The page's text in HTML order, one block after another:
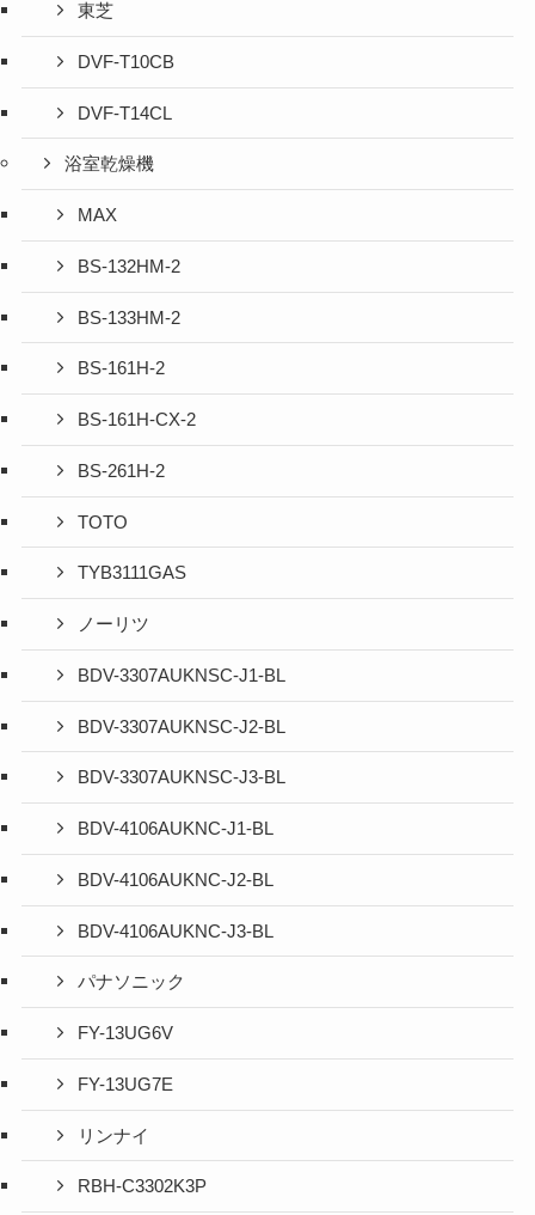
東芝
DVF-T10CB
DVF-T14CL
浴室乾燥機
MAX
BS-132HM-2
BS-133HM-2
BS-161H-2
BS-161H-CX-2
BS-261H-2
TOTO
TYB3111GAS
ノーリツ
BDV-3307AUKNSC-J1-BL
BDV-3307AUKNSC-J2-BL
BDV-3307AUKNSC-J3-BL
BDV-4106AUKNC-J1-BL
BDV-4106AUKNC-J2-BL
BDV-4106AUKNC-J3-BL
パナソニック
FY-13UG6V
FY-13UG7E
リンナイ
RBH-C3302K3P